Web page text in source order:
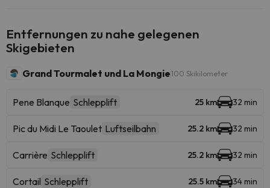
Entfernungen zu nahe gelegenen
Skigebieten
Grand Tourmalet und La Mongie100 Skikilometer
Pene Blanque Schlepplift 25 km 32 min
Pic du Midi Le Taoulet Luftseilbahn 25.2 km 32 min
Carrière Schlepplift 25.2 km 32 min
Cortail Schlepplift 25.5 km 34 min